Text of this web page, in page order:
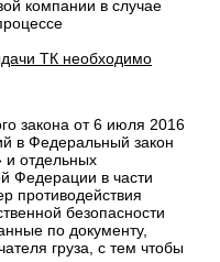
компании в случае
ТК необходимо
закона от 6 июля 2016
в Федеральный закон
и отдельных
Федерации в части
противодействия
безопасности
по документу,
груза, с тем чтобы